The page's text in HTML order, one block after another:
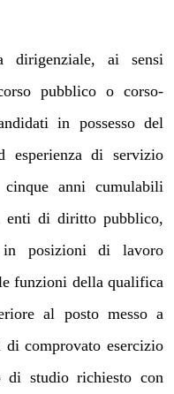
dirigenziale, ai sensi
pubblico o corso-
in possesso del
esperienza di servizio
cinque anni cumulabili
enti di diritto pubblico,
in posizioni di lavoro
funzioni della qualifica
al posto messo a
comprovato esercizio
di studio richiesto con